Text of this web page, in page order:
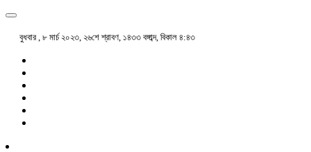
বুধবার , ৮ মার্চ ২০২৩, ২৬শে শ্রাবণ, ১৪৩৩ বঙ্গাব্দ, বিকাল ৪:৪৩